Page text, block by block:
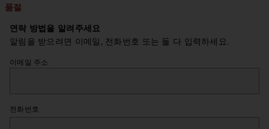
품절
연락 방법을 알려주세요
알림을 받으려면 이메일, 전화번호 또는 둘 다 입력하세요.
이메일 주소
전화번호